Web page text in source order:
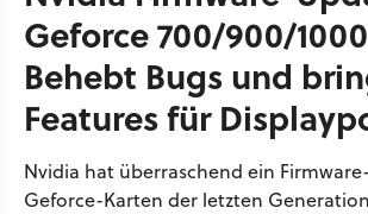
Geforce 700/900/
Behebt Bugs und
Features für
Nvidia hat überraschend ein
Geforce-Karten der letzten